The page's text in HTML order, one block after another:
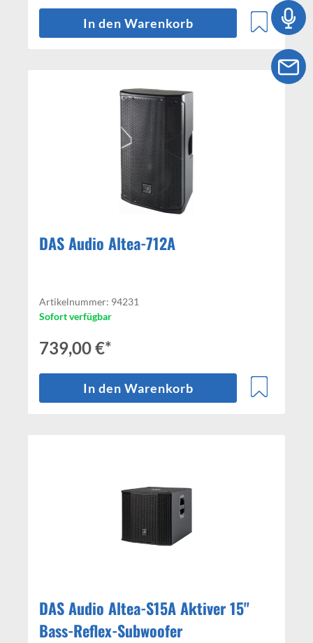
In den Warenkorb
DAS Audio Altea-712A
Artikelnummer: 94231
Sofort verfügbar
739,00 €*
In den Warenkorb
DAS Audio Altea-S15A Aktiver 15"
Bass-Reflex-Subwoofer